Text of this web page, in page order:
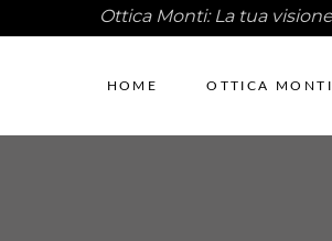
Ottica Monti: La tua
HOME OTTICA MONTI